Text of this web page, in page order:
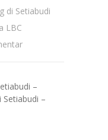
di Setiabudi
LBC
–
Setiabudi –